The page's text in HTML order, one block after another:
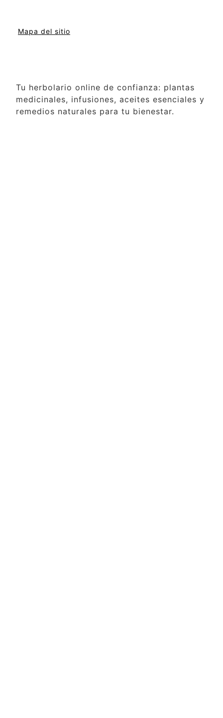
Mapa del sitio
Tu herbolario online de confianza: plantas
medicinales, infusiones, aceites esenciales y
remedios naturales para tu bienestar.